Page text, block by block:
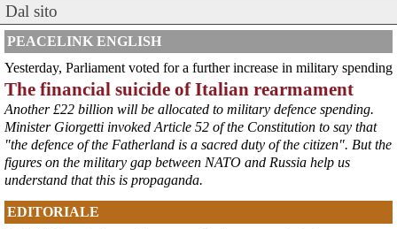
cronachetarantine.it/index.php
il Governo ha manifestato l’intenzione di predisporre un
provvedimento straordinario per attenuare le conseguenze
economiche e sociali della prevista fermata dell’area a caldo e ha
chiesto alle rappresentanze del territorio di formulare proposte
concrete per definirne i contenuti. Casartigiani valuta positivamente
questa disponibilità.
#ILVA Taranto
Dal sito
PEACELINK ENGLISH
Yesterday, Parliament voted for a further increase in military spending
The financial suicide of Italian rearmament
Another £22 billion will be allocated to military defence spending.
Minister Giorgetti invoked Article 52 of the Constitution to say that
"the defence of the Fatherland is a sacred duty of the citizen". But the
figures on the military gap between NATO and Russia help us
understand that this is propaganda.
EDITORIALE